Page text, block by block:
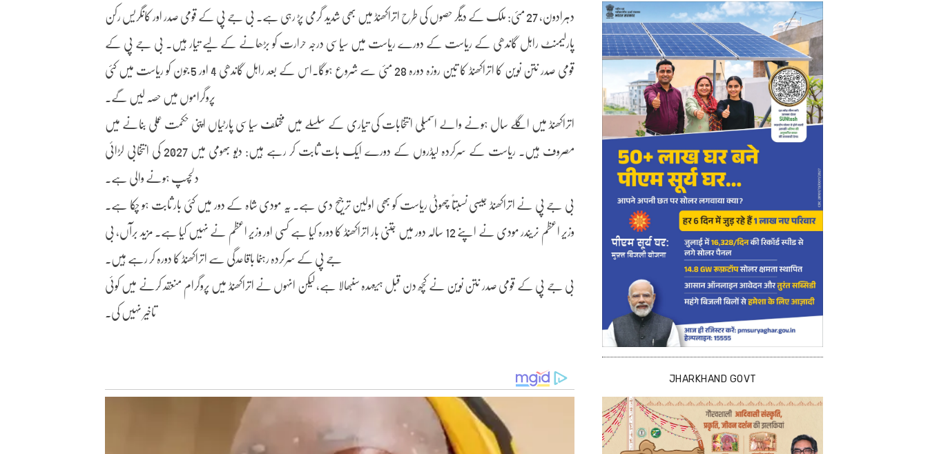
دہرادون، 27 مئی: ملک کے دیگر حصوں کی طرح اتراکھنڈ میں بھی شدید گرمی پڑ رہی ہے۔ بی جے پی کے قومی صدر اور کانگریس رکن
پارلیمنٹ راہل گاندھی کے ریاست کے دورے ریاست میں سیاسی درجہ حرارت کو بڑھانے کے لیے تیار ہیں۔ بی جے پی کے
قومی صدر نتن نوین کا اتراکھنڈ کا تین روزہ دورہ 28 مئی سے شروع ہوگا۔اس کے بعد راہل گاندھی 4 اور 5 جون کو ریاست میں کئی
پروگراموں میں حصہ لیں گے۔
اتراکھنڈ میں اگلے سال ہونے والے اسمبلی انتخابات کی تیاری کے سلسلے میں مختلف سیاسی پارٹیاں اپنی حکمت عملی بنانے میں
مصروف ہیں۔ ریاست کے سرکردہ لیڈروں کے دورے ایک بات ثابت کر رہے ہیں: دیو بھومی میں 2027 کی انتخابی لڑائی
دلچسپ ہونے والی ہے۔
بی جے پی نے اتراکھنڈ جیسی نسبتاً چھوٹی ریاست کو بھی اولین ترجیح دی ہے۔ یہ مودی شاہ کے دور میں کئی بار ثابت ہو چکا ہے۔
وزیر اعظم نریندر مودی نے اپنے 12 سالہ دور میں جتنی بار اتراکھنڈ کا دورہ کیا ہے کسی اور وزیر اعظم نے نہیں کیا ہے۔ مزید برآں، بی
جے پی کے سرکردہ رہنما باقاعدگی سے اتراکھنڈ کا دورہ کر رہے ہیں۔
بی جے پی کے قومی صدر نتن نوین نے کچھ دن قبل ہیعہدہ سنبھالا ہے، لیکن انہوں نے اتراکھنڈ میں پروگرام منعقد کرنے میں کوئی
تاخیر نہیں کی۔
JHARKHAND GOVT